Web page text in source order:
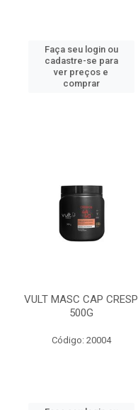
Faça seu login ou
cadastre-se para
ver preços e
comprar
VULT MASC CAP CRESP
500G
Código: 20004